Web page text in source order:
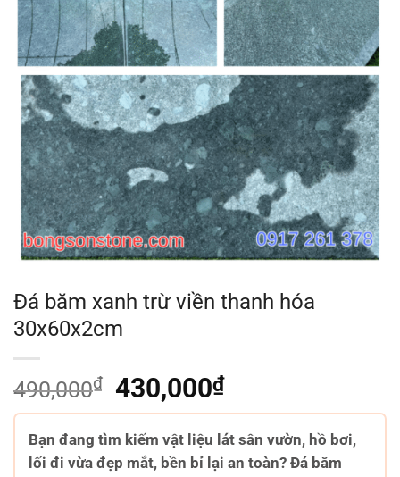
Đá băm xanh trừ viền thanh hóa
30x60x2cm
490,000₫
Giá
gốc
là:
490,000₫.
430,000₫Giá
hiện
tại
là:
Bạn đang tìm kiếm vật liệu lát sân vườn, hồ bơi,
lối đi vừa đẹp mắt, bền bỉ lại an toàn? Đá băm